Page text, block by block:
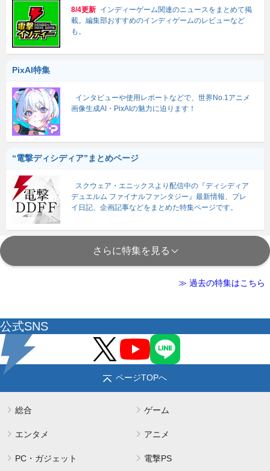
8/4更新 インディーゲーム関連のニュースをまとめて掲
載。編集部おすすめのインディゲームのレビューなど
も。
PixAI特集
インタビューや使用レポートなどで、世界No.1アニメ
画像生成AI・PixAIの魅力に迫ります！
“電撃ディシディア”まとめページ
スクウェア・エニックスより配信中の『ディシディア
デュエルム ファイナルファンタジー』最新情報、プレ
イ日記、企画記事などをまとめた特集ページです。
さらに特集を見る
≫ 過去の特集はこちら
公式SNS
ページTOPへ
総合 ゲーム
エンタメ アニメ
PC・ガジェット 電撃PS